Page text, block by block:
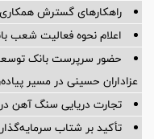
راهکارهای گسترش
اعلام نحوه فعالیت شعب
حضور سرپرست بانک
عزاداران حسینی در مسیر
تجارت دریایی سنگ آهن در
تأکید بر شتاب